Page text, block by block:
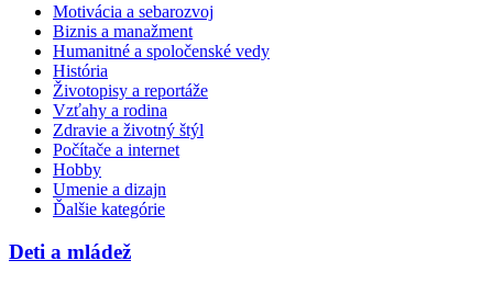
Motivácia a sebarozvoj
Biznis a manažment
Humanitné a spoločenské vedy
História
Životopisy a reportáže
Vzťahy a rodina
Zdravie a životný štýl
Počítače a internet
Hobby
Umenie a dizajn
Ďalšie kategórie
Deti a mládež